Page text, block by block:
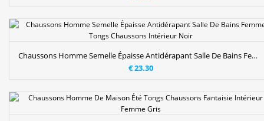
Chaussons Homme Semelle Épaisse Antidérapant Salle De Bains Femme Tongs Chaussons Intérieur Noir
€ 23.30